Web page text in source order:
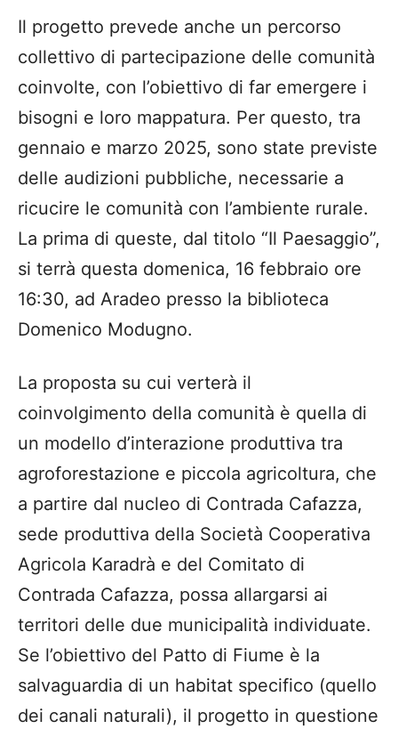
Il progetto prevede anche un percorso
collettivo di partecipazione delle comunità
coinvolte, con l’obiettivo di far emergere i
bisogni e loro mappatura. Per questo, tra
gennaio e marzo 2025, sono state previste
delle audizioni pubbliche, necessarie a
ricucire le comunità con l’ambiente rurale.
La prima di queste, dal titolo “Il Paesaggio”,
si terrà questa domenica, 16 febbraio ore
16:30, ad Aradeo presso la biblioteca
Domenico Modugno.
La proposta su cui verterà il
coinvolgimento della comunità è quella di
un modello d’interazione produttiva tra
agroforestazione e piccola agricoltura, che
a partire dal nucleo di Contrada Cafazza,
sede produttiva della Società Cooperativa
Agricola Karadrà e del Comitato di
Contrada Cafazza, possa allargarsi ai
territori delle due municipalità individuate.
Se l’obiettivo del Patto di Fiume è la
salvaguardia di un habitat specifico (quello
dei canali naturali), il progetto in questione